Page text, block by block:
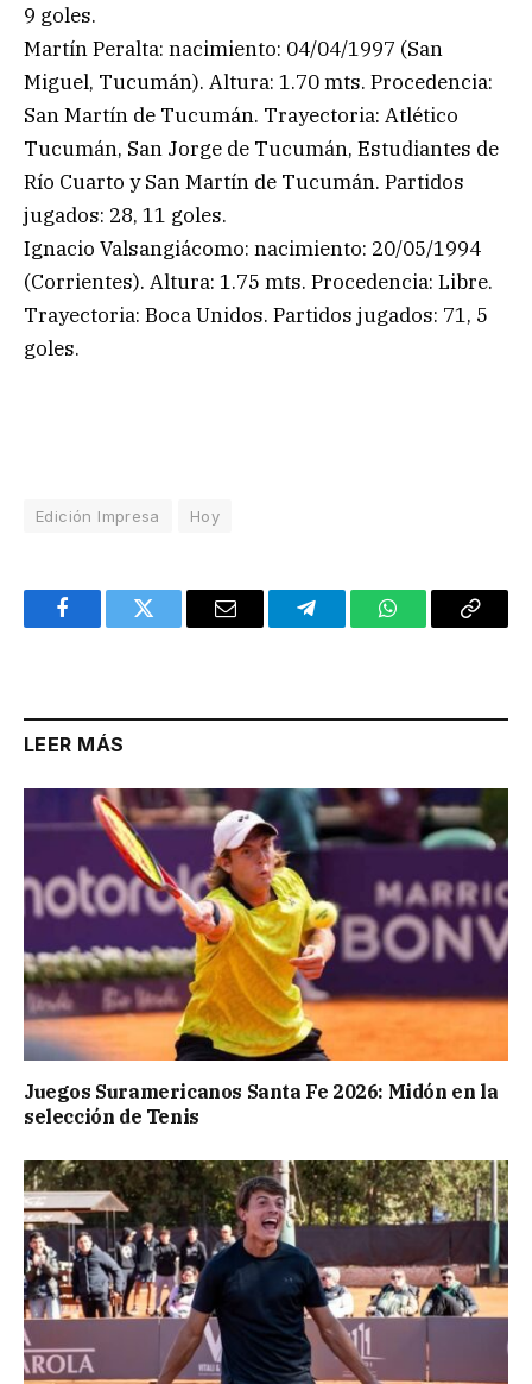
9 goles.
Martín Peralta: nacimiento: 04/04/1997 (San
Miguel, Tucumán). Altura: 1.70 mts. Procedencia:
San Martín de Tucumán. Trayectoria: Atlético
Tucumán, San Jorge de Tucumán, Estudiantes de
Río Cuarto y San Martín de Tucumán. Partidos
jugados: 28, 11 goles.
Ignacio Valsangiácomo: nacimiento: 20/05/1994
(Corrientes). Altura: 1.75 mts. Procedencia: Libre.
Trayectoria: Boca Unidos. Partidos jugados: 71, 5
goles.
Edición Impresa Hoy
FacebookTwitter Email TelegramWhatsAppCopy
LEER MÁS
Juegos Suramericanos Santa Fe 2026: Midón en la
selección de Tenis